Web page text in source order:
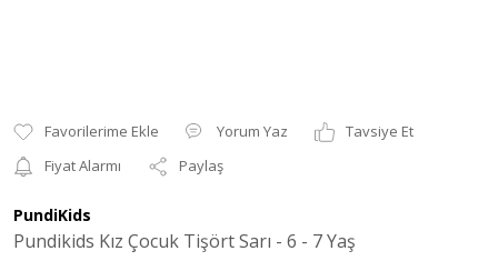
Yorum Yaz
Tavsiye Et
Fiyat Alarmı
Paylaş
PundiKids
Pundikids Kız Çocuk Tişört Sarı - 6 - 7 Yaş